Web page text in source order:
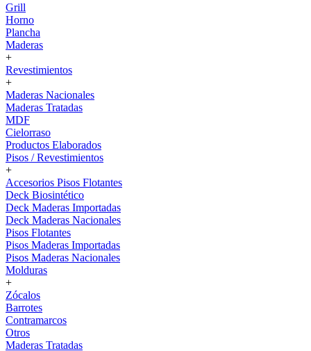
Grill
Horno
Plancha
Maderas
+
Revestimientos
+
Maderas Nacionales
Maderas Tratadas
MDF
Cielorraso
Productos Elaborados
Pisos / Revestimientos
+
Accesorios Pisos Flotantes
Deck Biosintético
Deck Maderas Importadas
Deck Maderas Nacionales
Pisos Flotantes
Pisos Maderas Importadas
Pisos Maderas Nacionales
Molduras
+
Zócalos
Barrotes
Contramarcos
Otros
Maderas Tratadas